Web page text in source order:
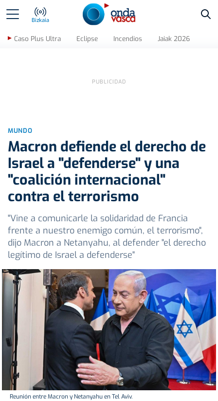
Bizkaia
Caso Plus Ultra Eclipse Incendios Jaiak 2026
MUNDO
Macron defiende el derecho de
Israel a "defenderse" y una
"coalición internacional"
contra el terrorismo
"Vine a comunicarle la solidaridad de Francia
frente a nuestro enemigo común, el terrorismo",
dijo Macron a Netanyahu, al defender "el derecho
legítimo de Israel a defenderse"
Reunión entre Macron y Netanyahu en Tel Aviv.